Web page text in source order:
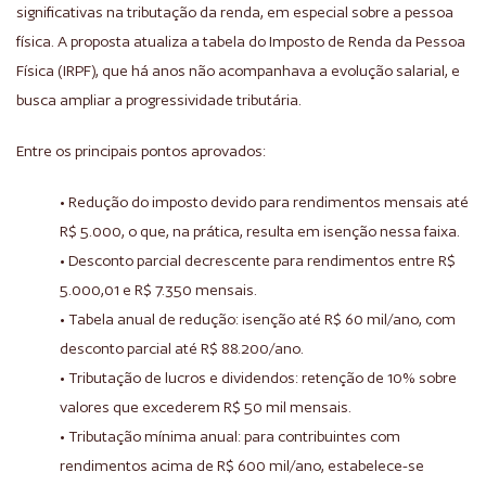
significativas na tributação da renda, em especial sobre a pessoa
física. A proposta atualiza a tabela do Imposto de Renda da Pessoa
Física (IRPF), que há anos não acompanhava a evolução salarial, e
busca ampliar a progressividade tributária.
Entre os principais pontos aprovados:
• Redução do imposto devido para rendimentos mensais até
R$ 5.000, o que, na prática, resulta em isenção nessa faixa.
• Desconto parcial decrescente para rendimentos entre R$
5.000,01 e R$ 7.350 mensais.
• Tabela anual de redução: isenção até R$ 60 mil/ano, com
desconto parcial até R$ 88.200/ano.
• Tributação de lucros e dividendos: retenção de 10% sobre
valores que excederem R$ 50 mil mensais.
• Tributação mínima anual: para contribuintes com
rendimentos acima de R$ 600 mil/ano, estabelece-se